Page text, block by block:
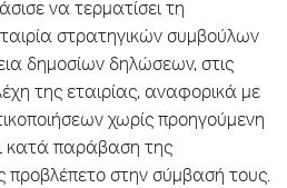
να τερματίσει τη
στρατηγικών συμβούλων
δημοσίων δηλώσεων, στις
της εταιρίας, αναφορικά με
χωρίς προηγούμενη
κατά παράβαση της
προβλέπετο στην σύμβασή τους.